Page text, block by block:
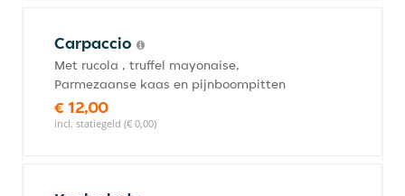
Carpaccio
Met rucola , truffel mayonaise,
Parmezaanse kaas en pijnboompitten
€ 12,00
incl. statiegeld (€ 0,00)